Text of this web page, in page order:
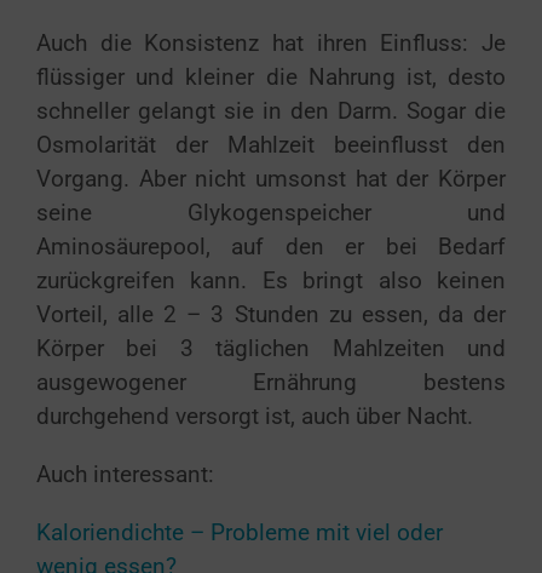
Auch die Konsistenz hat ihren Einfluss: Je
flüssiger und kleiner die Nahrung ist, desto
schneller gelangt sie in den Darm. Sogar die
Osmolarität der Mahlzeit beeinflusst den
Vorgang. Aber nicht umsonst hat der Körper
seine Glykogenspeicher und
Aminosäurepool, auf den er bei Bedarf
zurückgreifen kann. Es bringt also keinen
Vorteil, alle 2 – 3 Stunden zu essen, da der
Körper bei 3 täglichen Mahlzeiten und
ausgewogener Ernährung bestens
durchgehend versorgt ist, auch über Nacht.
Auch interessant:
Kaloriendichte – Probleme mit viel oder
wenig essen?